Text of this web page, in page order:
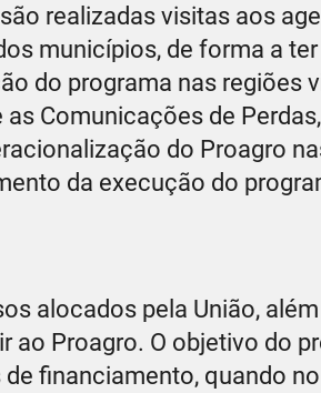
realizadas visitas aos
municípios, de forma a
do programa nas regiões
Comunicações de
do Proagro
da execução do
alocados pela União,
ao Proagro. O objetivo do
financiamento, quando